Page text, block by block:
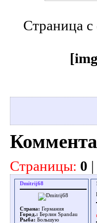
Страница
Страницы: 0 |
Dmitrij68
Страна: Германия
Город.: Берлин Spandau
Рыба: Большую